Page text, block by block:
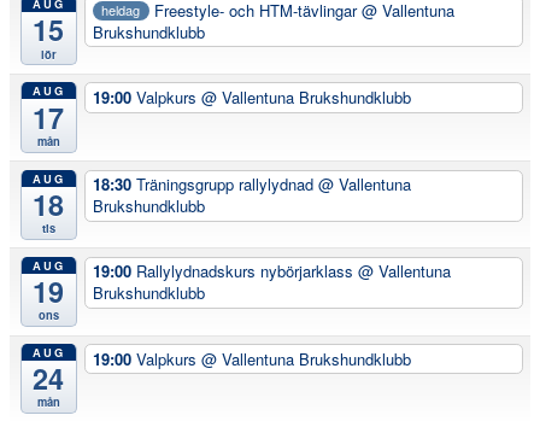
AUG
15
lör
heldag Freestyle- och HTM-tävlingar@ Vallentuna
Brukshundklubb
AUG
17
mån
19:00 Valpkurs @ Vallentuna Brukshundklubb
AUG
18
tis
18:30 Träningsgrupp rallylydnad @ Vallentuna
Brukshundklubb
AUG
19
ons
19:00 Rallylydnadskurs nybörjarklass @ Vallentuna
Brukshundklubb
AUG
24
mån
19:00 Valpkurs @ Vallentuna Brukshundklubb